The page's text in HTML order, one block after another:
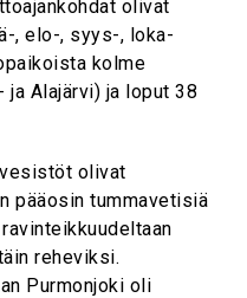
olivat
, elo-, syys-, loka-
kolme
Alajärvi) ja loput 38
vesistöt olivat
pääosin tummavetisiä
reheviksi.
Purmonjoki oli